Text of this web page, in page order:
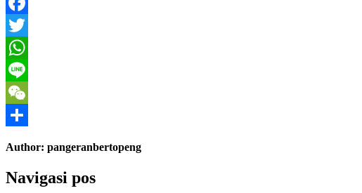
Facebook
Twitter
WhatsApp
Line
WeChat
Author: pangeranbertopeng
Navigasi pos